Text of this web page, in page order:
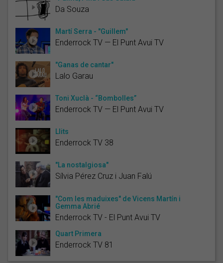
Da Souza
Martí Serra - "Guillem"
Enderrock TV — El Punt Avui TV
"Ganas de cantar"
Lalo Garau
Toni Xuclà - “Bombolles”
Enderrock TV — El Punt Avui TV
Llits
Enderrock TV 38
"La nostalgiosa"
Sílvia Pérez Cruz i Juan Falú
"Com les maduixes" de Vicens Martín i
Gemma Abrié
Enderrock TV - El Punt Avui TV
Quart Primera
Enderrock TV 81